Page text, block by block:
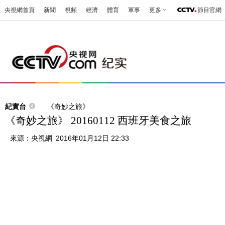
央視網首頁 新聞 視頻 經濟 體育 軍事 更多 節目官網
紀實台 《奇妙之旅》
《奇妙之旅》 20160112 西班牙美食之旅
來源： 央視網 2016年01月12日 22:33